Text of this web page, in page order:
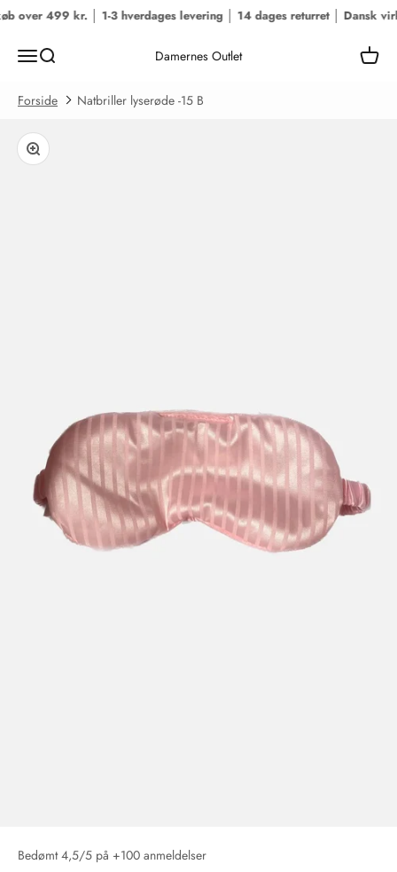
Spring til indhold
over 499 kr. │ 1-3 hverdages levering │ 14 dages returret │ Dansk
MenuSøg Damernes Outlet Kurv
Forside Natbriller lyserøde -15 B
Zoom
Bedømt 4,5/5 på +100 anmeldelser